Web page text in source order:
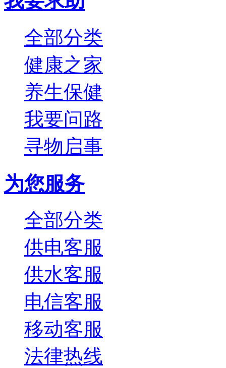
全部分类
健康之家
养生保健
我要问路
寻物启事
为您服务
全部分类
供电客服
供水客服
电信客服
移动客服
法律热线